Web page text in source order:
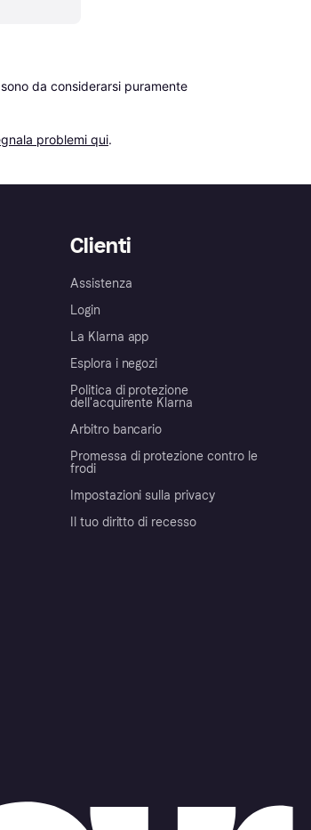
da considerarsi puramente
problemi qui.
Clienti
Assistenza
Login
La Klarna app
Esplora i negozi
Politica di protezione
dell'acquirente Klarna
Arbitro bancario
Promessa di protezione contro le
frodi
Impostazioni sulla privacy
Il tuo diritto di recesso